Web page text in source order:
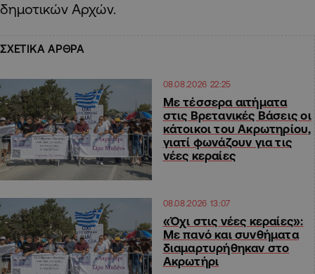
δημοτικών Αρχών.
ΣΧΕΤΙΚΑ ΑΡΘΡΑ
08.08.2026 22:25
Με τέσσερα αιτήματα
στις Βρετανικές Βάσεις οι
κάτοικοι του Ακρωτηρίου,
γιατί φωνάζουν για τις
νέες κεραίες
08.08.2026 13:07
«Όχι στις νέες κεραίες»:
Με πανό και συνθήματα
διαμαρτυρήθηκαν στο
Ακρωτήρι